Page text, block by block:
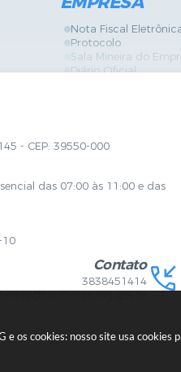
e os cookies: nosso site usa
Nota Fiscal
Protocolo
Sala Mineira do
Diário Oficial
Serviços Online
Vigilância Sanitária
- CEP: 39550-000
das 07:00 às 11:00 e das
10
Contato
3838451414